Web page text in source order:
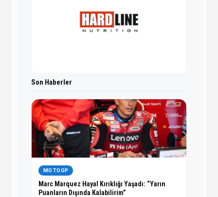
Son Haberler
MOTOGP
Marc Marquez Hayal Kırıklığı Yaşadı: “Yarın
Puanların Dışında Kalabilirim”